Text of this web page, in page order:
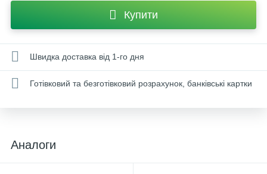
Купити
Швидка доставка від 1-го дня
Готівковий та безготівковий розрахунок, банківські картки
Аналоги